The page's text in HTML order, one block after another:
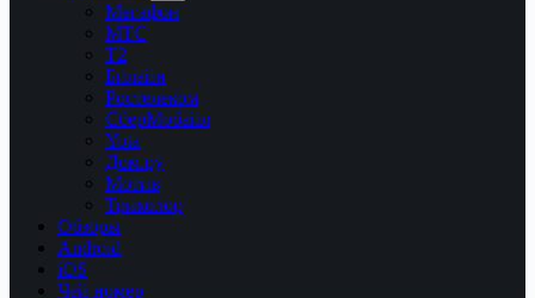
Мегафон
МТС
Т2
Билайн
Ростелеком
СберМобайл
Yota
Дом.ру
Мотив
Триколор
Обзоры
Android
iOS
Чей номер